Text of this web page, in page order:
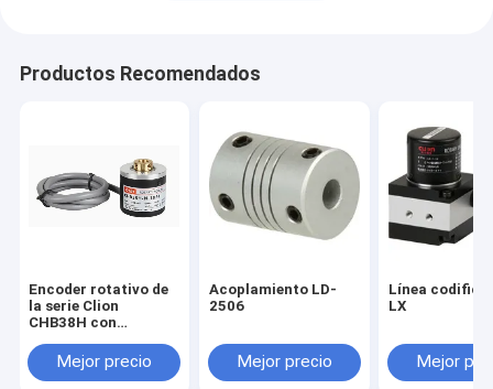
Productos Recomendados
Encoder rotativo de
la serie Clion
CHB38H con
resolución de alta
frecuencia para
Mejor precio
Acoplamiento LD-
2506
Mejor precio
Línea
LX
Mejor